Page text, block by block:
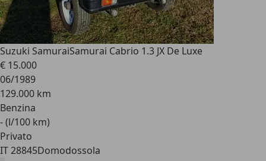
Suzuki SamuraiSamurai Cabrio 1.3 JX De Luxe
€ 15.000
06/1989
129.000 km
Benzina
- (l/100 km)
Privato
IT 28845Domodossola